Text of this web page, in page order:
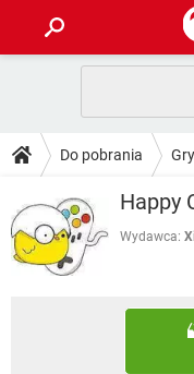
GRY
SPOTIFY
INSTAGRAM
WINDOWS 10
PORADY
PlayStation
SPOTIFY
DO POBRANIA
ANDROID
GRY
FORUM
Do pobrania Gry
Happy
Wydawca: